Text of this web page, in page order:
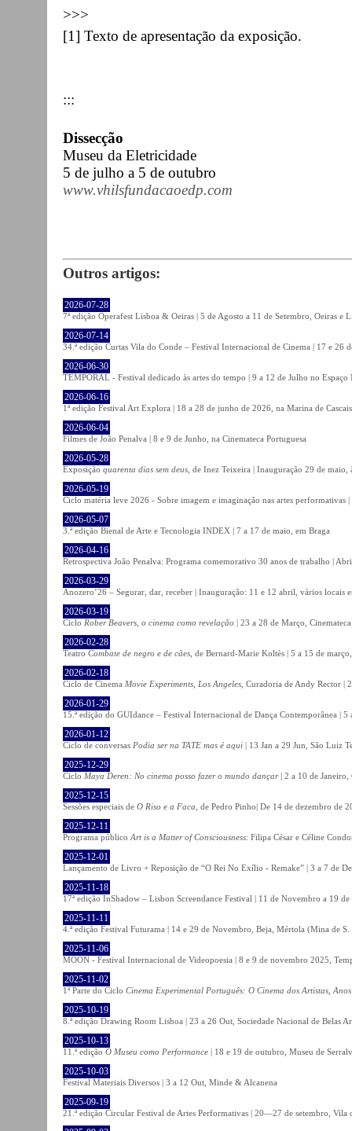
>>>
[1] Texto de apresentação da exposição.
:::
Dissecção
Museu da Eletricidade
5 de julho a 5 de outubro
www.vhilsfundacaoedp.com
Outros artigos:
2026-07-28
7ª edição Operafest Lisboa & Oeiras | 5 de Agosto a 11 de Setembro, Oeiras e
2026-07-14
34.ª edição Curtas Vila do Conde – Festival Internacional de Cinema | 17 e 26
2026-06-30
TEMPORAL - Festival dedicado às artes do tempo | 9 a 12 de Julho no
2026-06-16
1ª edição Festival Art Explora | 18 a 28 de junho de 2026, na Marina de Cascais
2026-06-04
Filmes de João Penalva | 8 e 9 de Junho, na Cinemateca Portuguesa
2026-05-28
Exposição quarenta dias sem deus , de Inez Teixeira | Inauguração 29 de
2026-05-19
Ciclo matéria leve 2026 - Sobre imagem e imaginação nas artes
2026-05-07
3.ª edição Bienal de Arte e Tecnologia INDEX | 7 a 17 de maio, em Braga
2026-04-16
Retrospectiva João Penalva: Programa comemorativo 30 anos de trabalho |
2026-03-29
Anozero’26 – Segurar, dar, receber | Inauguração: 11 e 12 abril, vários locais
2026-03-19
Ciclo Rober Beavers, o cinema como revelação | 23 a 28 de Março,
2026-02-28
Teatro Combate de negro e de cães , de Bernard-Marie Koltès | 5 a 15 de
2026-02-18
Ciclo de Cinema Movie Experiments, Los Angeles , Curadoria de Andy Rector
2026-01-29
15.ª edição do GUIdance – Festival Internacional de Dança Contemporânea |
2026-01-12
Ciclo de conversas Podia ser na TATE mas é aqui | 13 Jan a 29 Jun, São Luiz
2025-12-29
Ciclo Maya Deren: No cinema posso fazer o mundo dançar| 2 a 10 de Janeiro,
2025-12-15
Sessões especiais de O Riso e a Faca , de Pedro Pinho| De 14 de dezembro de
2025-12-11
Programa público Art is a Matter of Consciousness: Filipa César e Céline
2025-12-01
Lançamento de Livro + Reposição de “O Rei No Exílio - Remake” | 3 a 7 de
2025-11-18
17ª edição InShadow – Lisbon Screendance Festival | 11 de Novembro a 19
2025-11-11
4.ª edição Festival Futurama | 14 e 29 de Novembro, Beja, Mértola (Mina de
2025-11-06
MOON - Festival Internacional de Videopoesia | 8 e 9 de novembro 2025,
2025-11-02
1ª Parte do Ciclo Cinema Experimental Português: O Cinema dos Artistas,
2025-10-19
8.ª edição Drawing Room Lisboa | 23 a 26 Out, Sociedade Nacional de Belas
2025-10-13
11.ª edição O Museu como Performance | 18 e 19 de outubro, Museu de
2025-10-03
Festival Materiais Diversos | 3 a 12 Out, Minde & Alcanena
2025-09-19
21.ª edição Circular Festival de Artes Performativas | 20—27 de setembro, Vila